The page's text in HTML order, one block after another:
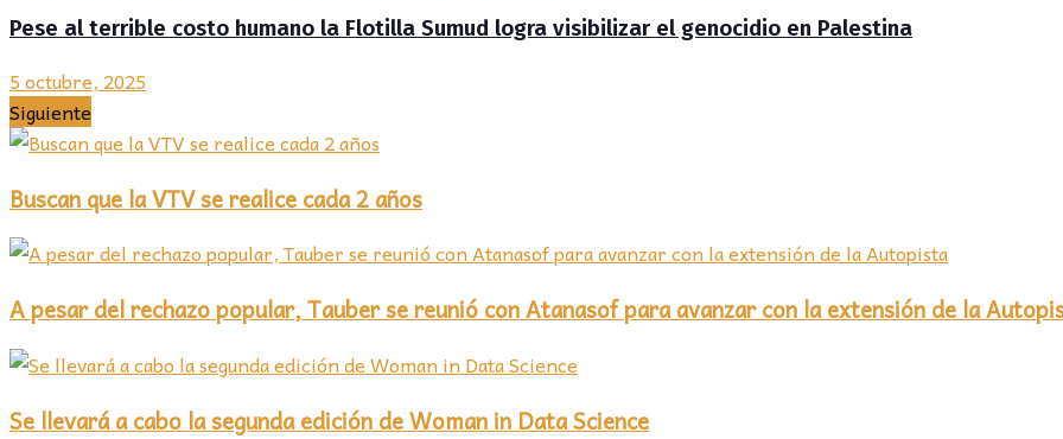
Pese al terrible costo humano la Flotilla Sumud logra visibilizar el genocidio en Palestina
5 octubre, 2025
Siguiente
Buscan que la VTV se realice cada 2 años
A pesar del rechazo popular, Tauber se reunió con Atanasof para avanzar con la extensión de la
Se llevará a cabo la segunda edición de Woman in Data Science